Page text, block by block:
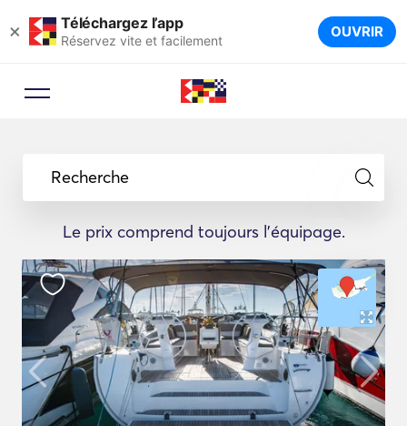
× Téléchargez l’app
Réservez vite et facilement OUVRIR
Recherche
Le prix comprend toujours l'équipage.